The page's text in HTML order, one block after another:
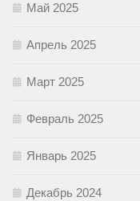
Май 2025
Апрель 2025
Март 2025
Февраль 2025
Январь 2025
Декабрь 2024